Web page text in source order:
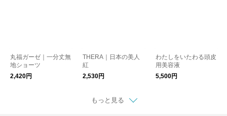
丸福ガーゼ｜一分丈無
地ショーツ
2,420円
THERA｜日本の美人
紅
2,530円
わたしをいたわる頭皮
用美容液
5,500円
もっと見る